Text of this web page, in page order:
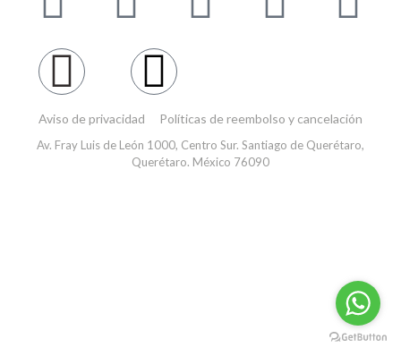
Aviso de privacidad Políticas de reembolso y cancelación
Av. Fray Luis de León 1000, Centro Sur. Santiago de Querétaro,
Querétaro. México 76090